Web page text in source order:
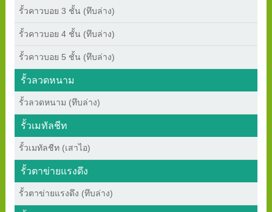
รั้วคาวบอย 3 ชั้น (ทึบล่าง)
รั้วคาวบอย 4 ชั้น (ทึบล่าง)
รั้วคาวบอย 5 ชั้น (ทึบล่าง)
รั้วลวดหนาม
รั้วลวดหนาม (ทึบล่าง)
รั้วเมทัลชีท
รั้วเมทัลชีท (เสาไอ)
รั้วตาข่ายแรงดึง
รั้วตาข่ายแรงดึง (ทึบล่าง)